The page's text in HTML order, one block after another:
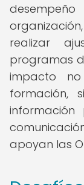
realizar
programas
impacto
formación,
apoyan las